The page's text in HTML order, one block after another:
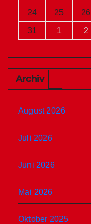
24 25 26
31 1 2
Archiv
August 2026
Juli 2026
Juni 2026
Mai 2026
Oktober 2025